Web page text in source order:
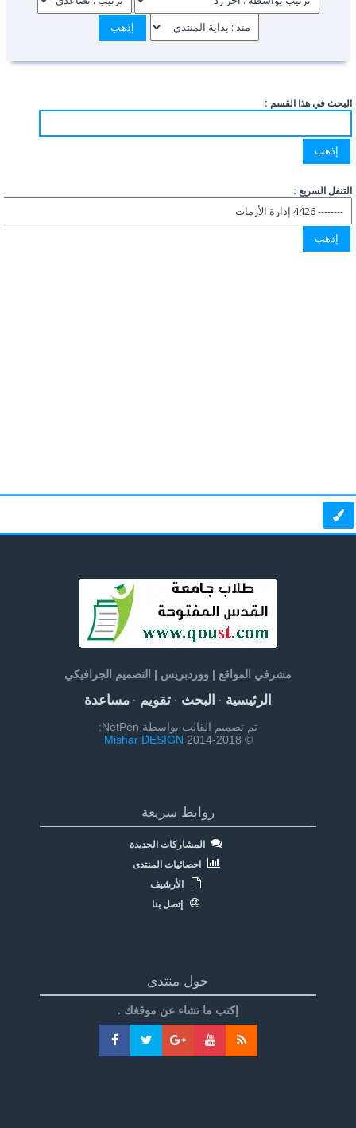
البحث في هذا القسم :
التنقل السريع :
مشرفي المواقع | ووردبريس | التصميم الجرافيكي
الرئيسية· البحث· تقويم· مساعدة
تم تصميم القالب بواسطة NetPen:
© 2014-2018
Mishar DESIGN
روابط سريعة
المشاركات الجديدة
احصائيات المنتدى
الأرشيف
إتصل بنا
حول منتدى
إكتب ما تشاء عن موقغك .